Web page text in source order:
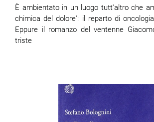
È ambientato in un luogo tutt'altro che
chimica del dolore': il reparto di
Eppure il romanzo del ventenne
triste